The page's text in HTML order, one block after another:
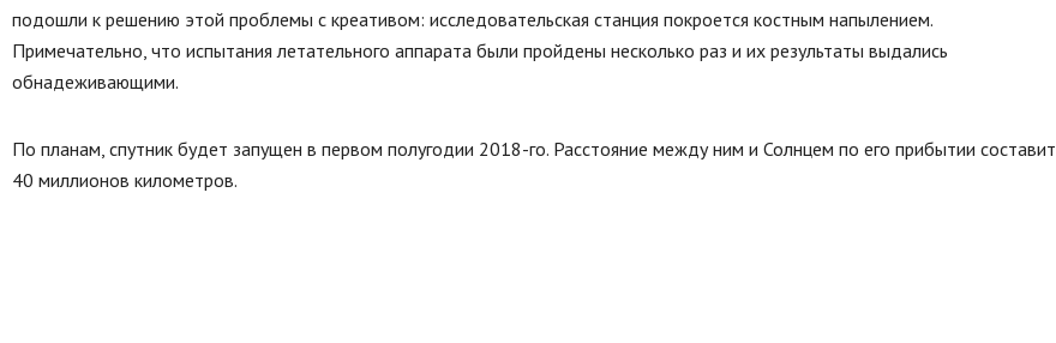
подошли к решению этой проблемы с креативом: исследовательская станция покроется костным напылением.
Примечательно, что испытания летательного аппарата были пройдены несколько раз и их результаты выдались
обнадеживающими.
По планам, спутник будет запущен в первом полугодии 2018-го. Расстояние между ним и Солнцем по его прибытии составит
40 миллионов километров.